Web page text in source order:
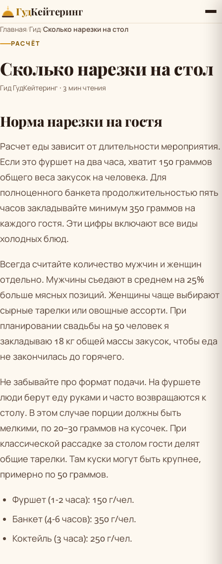
ГудКейтеринг
Главная/Гид/Сколько нарезки на стол
РАСЧЁТ
Сколько нарезки на стол
Гид ГудКейтеринг · 3 мин чтения
Норма нарезки на гостя
Расчет еды зависит от длительности мероприятия.
Если это фуршет на два часа, хватит 150 граммов
общего веса закусок на человека. Для
полноценного банкета продолжительностью пять
часов закладывайте минимум 350 граммов на
каждого гостя. Эти цифры включают все виды
холодных блюд.
Всегда считайте количество мужчин и женщин
отдельно. Мужчины съедают в среднем на 25%
больше мясных позиций. Женщины чаще выбирают
сырные тарелки или овощные ассорти. При
планировании свадьбы на 50 человек я
закладываю 18 кг общей массы закусок, чтобы еда
не закончилась до горячего.
Не забывайте про формат подачи. На фуршете
люди берут еду руками и часто возвращаются к
столу. В этом случае порции должны быть
мелкими, по 20–30 граммов на кусочек. При
классической рассадке за столом гости делят
общие тарелки. Там куски могут быть крупнее,
примерно по 50 граммов.
Фуршет (1-2 часа): 150 г/чел.
Банкет (4-6 часов): 350 г/чел.
Коктейль (3 часа): 250 г/чел.